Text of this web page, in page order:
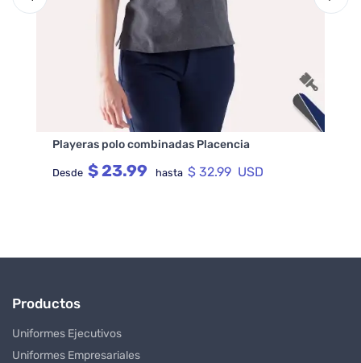
Playeras polo combinadas Placencia
Desde $ 23.99 hasta $ 32.99 USD
Productos
Uniformes Ejecutivos
Uniformes Empresariales